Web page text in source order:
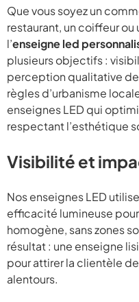
Que vous soyez un
restaurant, un coiffeur
l’enseigne led
plusieurs objectifs :
perception qualitative
règles d’urbanisme
enseignes LED qui
respectant l’esthétique
Visibilité et
Nos enseignes LED
efficacité lumineuse
homogène, sans zones
résultat : une enseigne
pour attirer la clientèle
alentours.